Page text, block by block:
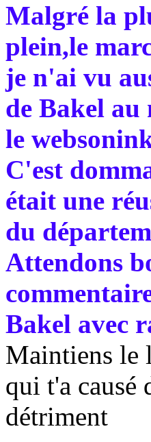
Malgré la
plein,le
je n'ai vu
de Bakel au
le
C'est
était une
du
Attendons
Bakel avec
Maintiens le
qui t'a causé
détriment